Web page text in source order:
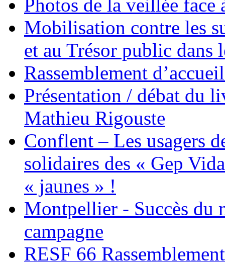
Photos de la veillée face
Mobilisation contre les
et au Trésor public dans
Rassemblement
Présentation / débat du
Mathieu Rigouste
Conflent – Les usagers
solidaires des « Gep
« jaunes » !
Montpellier - Succès du
campagne
RESF 66